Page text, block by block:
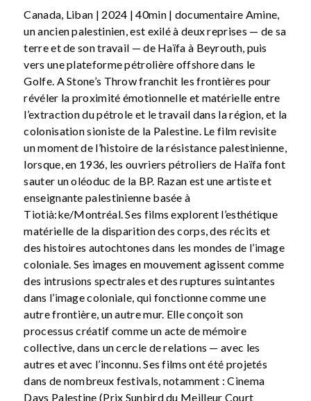
Canada, Liban | 2024 | 40min | documentaire Amine,
un ancien palestinien, est exilé à deux reprises — de sa
terre et de son travail — de Haïfa à Beyrouth, puis
vers une plateforme pétrolière offshore dans le
Golfe. A Stone’s Throw franchit les frontières pour
révéler la proximité émotionnelle et matérielle entre
l’extraction du pétrole et le travail dans la région, et la
colonisation sioniste de la Palestine. Le film revisite
un moment de l’histoire de la résistance palestinienne,
lorsque, en 1936, les ouvriers pétroliers de Haïfa font
sauter un oléoduc de la BP. Razan est une artiste et
enseignante palestinienne basée à
Tiotià:ke/Montréal. Ses films explorent l’esthétique
matérielle de la disparition des corps, des récits et
des histoires autochtones dans les mondes de l’image
coloniale. Ses images en mouvement agissent comme
des intrusions spectrales et des ruptures suintantes
dans l’image coloniale, qui fonctionne comme une
autre frontière, un autre mur. Elle conçoit son
processus créatif comme un acte de mémoire
collective, dans un cercle de relations — avec les
autres et avec l’inconnu. Ses films ont été projetés
dans de nombreux festivals, notamment : Cinema
Days Palestine (Prix Sunbird du Meilleur Court